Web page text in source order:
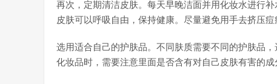
再次，定期清洁皮肤。每天早晚洁面并用化妆水进行
皮肤可以呼吸自由，保持健康。尽量避免用手去挤压痘
选用适合自己的护肤品。不同肤质需要不同的护肤品
化妆品时，需要注意里面是否含有对自己皮肤有害的成